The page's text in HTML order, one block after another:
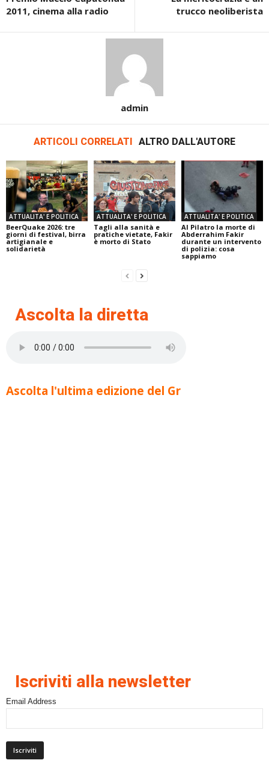
2011, cinema alla radio
trucco neoliberista
admin
ARTICOLI CORRELATI ALTRO DALL'AUTORE
ATTUALITA' E POLITICA
BeerQuake 2026: tre
giorni di festival, birra
artigianale e
solidarietà
ATTUALITA' E POLITICA
Tagli alla sanità e
pratiche vietate, Fakir
è morto di Stato
ATTUALITA' E POLITICA
Al Pilatro la morte di
Abderrahim Fakir
durante un intervento
di polizia: cosa
sappiamo
Ascolta la diretta
Ascolta l'ultima edizione del Gr
Iscriviti alla newsletter
Email Address